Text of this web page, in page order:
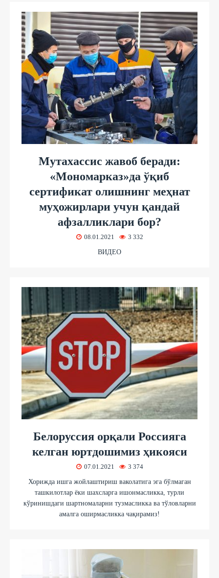
Мутахассис жавоб беради:
«Мономарказ»да ўқиб
сертификат олишнинг меҳнат
муҳожирлари учун қандай
афзалликлари бор?
08.01.2021 3 332
ВИДЕО
Белоруссия орқали Россияга
келган юртдошимиз ҳикояси
07.01.2021 3 374
Хорижда ишга жойлаштириш ваколатига эга бўлмаган
ташкилотлар ёки шахсларга ишонмасликка, турли
кўринишдаги шартномаларни тузмасликка ва тўловларни
амалга оширмасликка чақирамиз!